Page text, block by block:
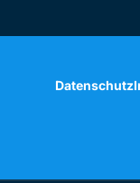
Datenschutz